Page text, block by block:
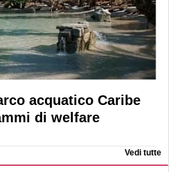
acquatico Caribe
di welfare
Vedi tutte